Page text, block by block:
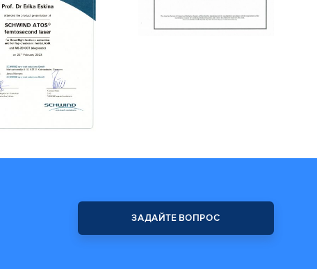
ЗАДАЙТЕ ВОПРОС